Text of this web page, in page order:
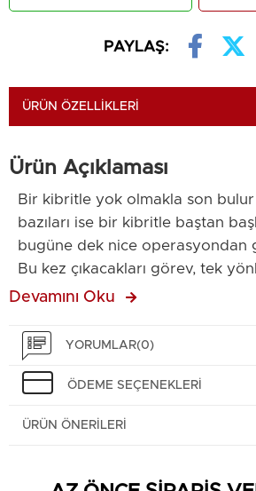
PAYLAŞ:
ÜRÜN ÖZELLIKLERI
Ürün Açıklaması
Bir kibritle yok olmakla son bulur
bazıları ise bir kibritle baştan
bugüne dek nice operasyondan
Bu kez çıkacakları görev, tek
olmayan bir savaştı. Operasyon
vedaydı.Barut ve Talia, nikâh
değil, ölümü göze almaya evet
Yüzleşmeler, tekrar birleşen
parçalanmış aileler...Her şey bu
kanla yazılırdı. Yüzbaşı Barut ve
Devamını Oku
YORUMLAR(0)
ÖDEME SEÇENEKLERI
ÜRÜN ÖNERILERI